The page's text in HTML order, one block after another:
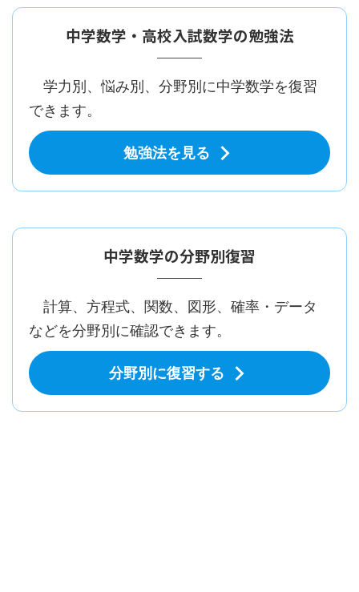
中学数学・高校入試数学の勉強法
学力別、悩み別、分野別に中学数学を復習
できます。
勉強法を見る
中学数学の分野別復習
計算、方程式、関数、図形、確率・データ
などを分野別に確認できます。
分野別に復習する